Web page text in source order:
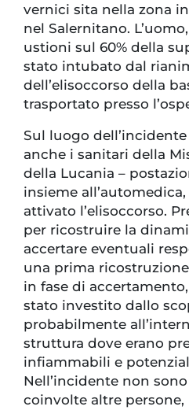
vernici sita nella zona
nel Salernitano.
ustioni sul 60% della
stato intubato dal
dell’elisoccorso della
trasportato presso
Sul luogo
anche i sanitari della
della Lucania –
insieme
attivato l’elisoccorso.
per ricostruire la
accertare eventuali
una prima
in fase di
stato investito dallo
probabilmente
struttura dove erano
infiammabili e
Nell’incidente non
coinvolte altre persone,